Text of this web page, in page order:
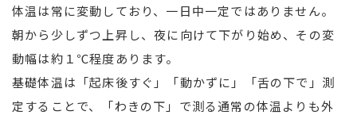
体温は常に変動しており、一日中一定ではありません。
朝から少しずつ上昇し、夜に向けて下がり始め、その変
動幅は約１℃程度あります。
基礎体温は「起床後すぐ」「動かずに」「舌の下で」測
定することで、「わきの下」で測る通常の体温よりも外